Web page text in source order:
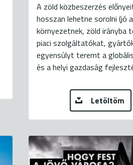
A zöld közbeszerzés
hosszan lehetne sorolni (jó a
környezetnek, zöld irányba
piaci szolgáltatókat,
egyensúlyt teremt a
és a helyi gazdaság
Letöltöm